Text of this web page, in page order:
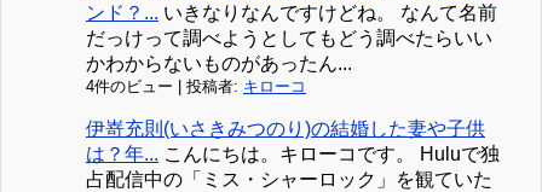
ンド？... いきなりなんですけどね。 なんて名前
だっけって調べようとしてもどう調べたらいい
かわからないものがあったん...
4件のビュー 投稿者: キローコ
伊嵜充則(いさきみつのり)の結婚した妻や子供
は？年... こんにちは。キローコです。 Huluで独
占配信中の「ミス・シャーロック」を観ていた